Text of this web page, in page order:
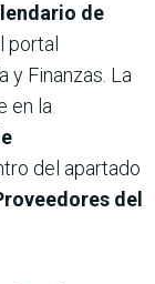
de
portal
y Finanzas. La
en la
del apartado
del